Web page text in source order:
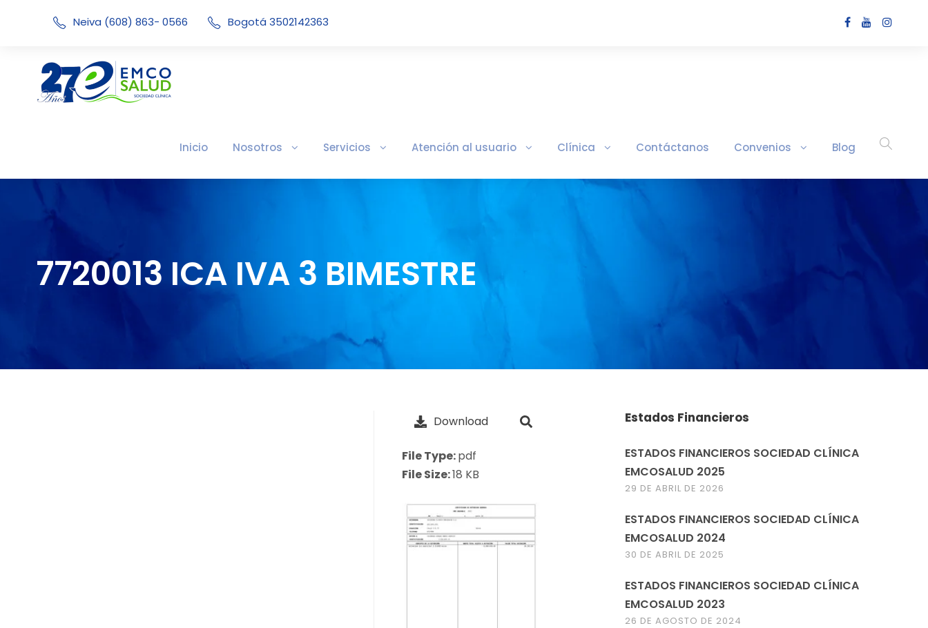
Neiva (608) 863- 0566 Bogotá 3502142363
Inicio Nosotros Servicios Atención al usuario Clínica Contáctanos Convenios Blog
7720013 ICA IVA 3 BIMESTRE
Download
File Type:pdf
File Size:18 KB
Estados Financieros
ESTADOS FINANCIEROS SOCIEDAD CLÍNICA
EMCOSALUD 2025
29 DE ABRIL DE 2026
ESTADOS FINANCIEROS SOCIEDAD CLÍNICA
EMCOSALUD 2024
30 DE ABRIL DE 2025
ESTADOS FINANCIEROS SOCIEDAD CLÍNICA
EMCOSALUD 2023
26 DE AGOSTO DE 2024